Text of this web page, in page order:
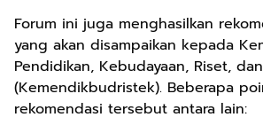
Forum ini juga menghasilkan
yang akan disampaikan kepada
Pendidikan, Kebudayaan, Riset,
(Kemendikbudristek). Beberapa
rekomendasi tersebut antara lain: